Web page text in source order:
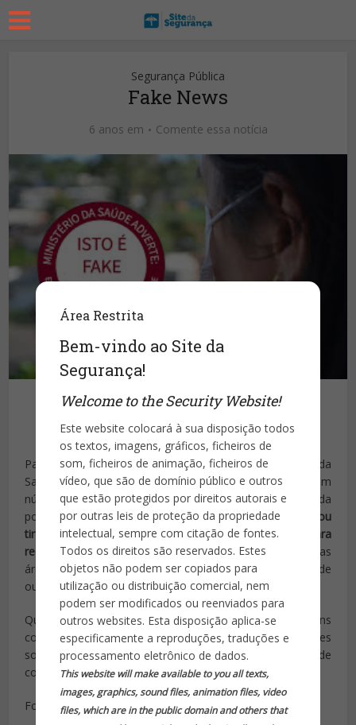
Área Restrita
Bem-vindo ao Site da
Segurança!
Welcome to the Security Website!
Este website colocará à sua disposição todos
os textos, imagens, gráficos, ficheiros de
som, ficheiros de animação, ficheiros de
vídeo, que são de domínio público e outros
que estão protegidos por direitos autorais e
por outras leis de proteção da propriedade
intelectual, sempre com citação de fontes.
Todos os direitos são reservados. Estes
objetos não podem ser copiados para
utilização ou distribuição comercial, nem
podem ser modificados ou reenviados para
outros websites. Esta disposição aplica-se
especificamente a reproduções, traduções e
processamento eletrônico de dados.
This website will make available to you all texts,
images, graphics, sound files, animation files, video
files, which are in the public domain and others that
Segurança Pública
Fake News
6 anos em Comente essa notícia
Publicado porSite da Segurança
Para combater as Fake News sobre saúde, o Ministério da
Saúde, de forma inovadora, está disponibilizando um
número de WhatsApp para envio de mensagens da
população. Vale destacar queo canal não será um SAC ou
tira dúvidasdos usuários, mas umespaço exclusivo para
receber informações virais , que serão apuradas pelas
áreas técnicas e respondidas oficialmente se são verdade
ou mentira.
Qualquer cidadão poderá enviar gratuitamente mensagens
com imagens ou textos que tenha recebido nas redes
sociais para confirmar se a informação procede, antes de
continuar compartilhando. O número é(61)99289-4640
Fonte: saude.gov.br